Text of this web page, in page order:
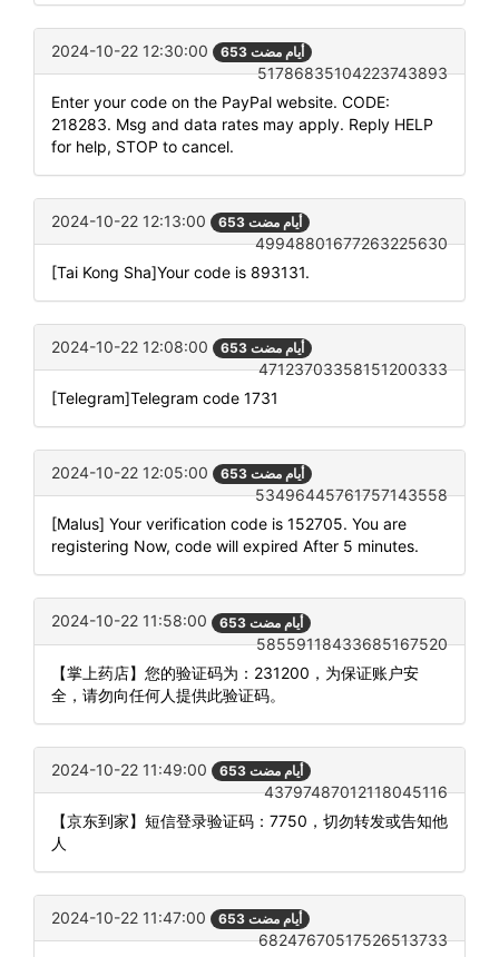
2024-10-22 12:30:00 653 أيام مضت
51786835104223743893
Enter your code on the PayPal website. CODE:
218283. Msg and data rates may apply. Reply HELP
for help, STOP to cancel.
2024-10-22 12:13:00 653 أيام مضت
49948801677263225630
[Tai Kong Sha]Your code is 893131.
2024-10-22 12:08:00 653 أيام مضت
47123703358151200333
[Telegram]Telegram code 1731
2024-10-22 12:05:00 653 أيام مضت
53496445761757143558
[Malus] Your verification code is 152705. You are
registering Now, code will expired After 5 minutes.
2024-10-22 11:58:00 653 أيام مضت
58559118433685167520
【掌上药店】您的验证码为：231200，为保证账户安
全，请勿向任何人提供此验证码。
2024-10-22 11:49:00 653 أيام مضت
43797487012118045116
【京东到家】短信登录验证码：7750，切勿转发或告知他
人
2024-10-22 11:47:00 653 أيام مضت
68247670517526513733